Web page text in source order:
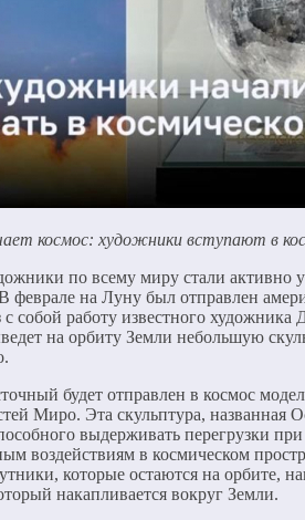
космос: художники вступают в
по всему миру стали активно
феврале на Луну был отправлен
собой работу известного
на орбиту Земли небольшую
будет отправлен в космос
Миро. Эта скульптура, названная
выдерживать перегрузки при
воздействиям в космическом
которые остаются на орбите,
накапливается вокруг Земли.